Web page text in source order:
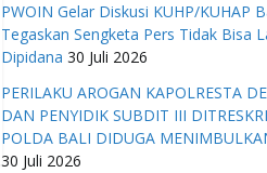
PWOIN Gelar Diskusi KUHP/KUHAP
Tegaskan Sengketa Pers Tidak Bisa
Dipidana 30 Juli 2026
PERILAKU AROGAN KAPOLRESTA
DAN PENYIDIK SUBDIT III
POLDA BALI DIDUGA
30 Juli 2026